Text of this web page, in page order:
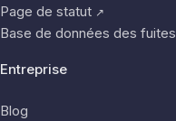
Page de statut ↗
Base de données des fuites
Entreprise
Blog